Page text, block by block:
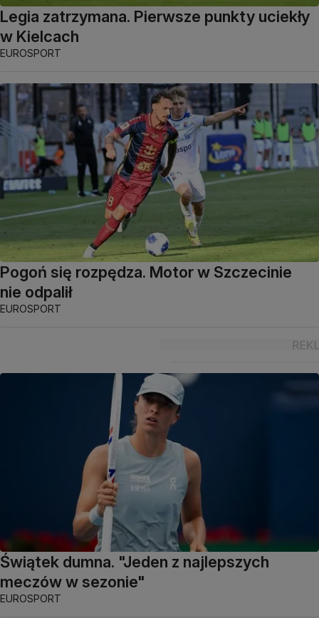
Legia zatrzymana. Pierwsze punkty uciekły
w Kielcach
EUROSPORT
Pogoń się rozpędza. Motor w Szczecinie
nie odpalił
EUROSPORT
Świątek dumna. "Jeden z najlepszych
meczów w sezonie"
EUROSPORT